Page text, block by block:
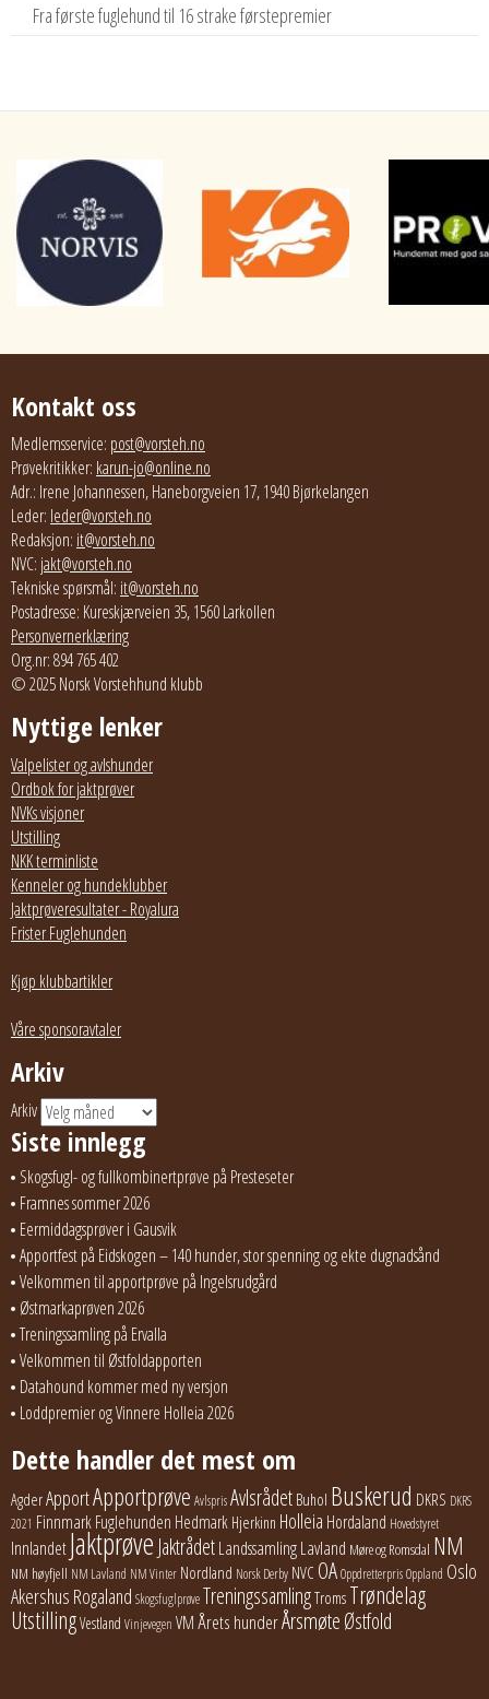
Fra første fuglehund til 16 strake førstepremier
Kontakt oss
Medlemsservice: post@vorsteh.no
Prøvekritikker: karun-jo@online.no
Adr.: Irene Johannessen, Haneborgveien 17, 1940 Bjørkelangen
Leder: leder@vorsteh.no
Redaksjon: it@vorsteh.no
NVC: jakt@vorsteh.no
Tekniske spørsmål: it@vorsteh.no
Postadresse: Kureskjærveien 35, 1560 Larkollen
Personvernerklæring
Org.nr: 894 765 402
© 2025 Norsk Vorstehhund klubb
Nyttige lenker
Valpelister og avlshunder
Ordbok for jaktprøver
NVKs visjoner
Utstilling
NKK terminliste
Kenneler og hundeklubber
Jaktprøveresultater - Royalura
Frister Fuglehunden
Kjøp klubbartikler
Våre sponsoravtaler
Arkiv
Arkiv
Siste innlegg
Skogsfugl- og fullkombinertprøve på Presteseter
Framnes sommer 2026
Eermiddagsprøver i Gausvik
Apportfest på Eidskogen – 140 hunder, stor spenning og ekte dugnadsånd
Velkommen til apportprøve på Ingelsrudgård
Østmarkaprøven 2026
Treningssamling på Ervalla
Velkommen til Østfoldapporten
Datahound kommer med ny versjon
Loddpremier og Vinnere Holleia 2026
Dette handler det mest om
AgderApportApportprøve AvlsprisAvlsrådet Buhol Buskerud DKRS DKRS
2021 FinnmarkFuglehunden Hedmark Hjerkinn Holleia Hordaland Hovedstyret
InnlandetJaktprøve JaktrådetLandssamlingLavland Møre og Romsdal NM
NM høyfjell NM Lavland NM Vinter Nordland Norsk Derby NVC OAOppdretterprisOppland Oslo
Akershus Rogaland SkogsfuglprøveTreningssamlingTroms Trøndelag
UtstillingVestland Vinjevegen VMÅrets hunderÅrsmøteØstfold